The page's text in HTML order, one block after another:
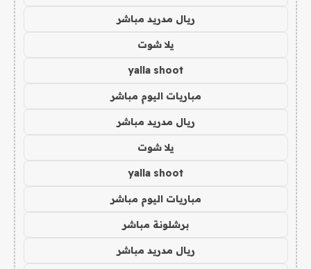
ريال مدريد مباشر
يلا شوت
yalla shoot
مباريات اليوم مباشر
ريال مدريد مباشر
يلا شوت
yalla shoot
مباريات اليوم مباشر
برشلونة مباشر
ريال مدريد مباشر